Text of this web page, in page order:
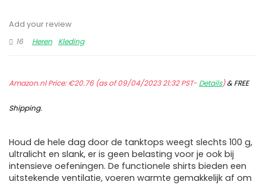
Add your review
16
Heren Kleding
Amazon.nl Price:€20.76(as of 09/04/2023 21:32 PST- Details)&FREE
Shipping.
Houd de hele dag door de tanktops weegt slechts 100 g,
ultralicht en slank, er is geen belasting voor je ook bij
intensieve oefeningen. De functionele shirts bieden een
uitstekende ventilatie, voeren warmte gemakkelijk af om